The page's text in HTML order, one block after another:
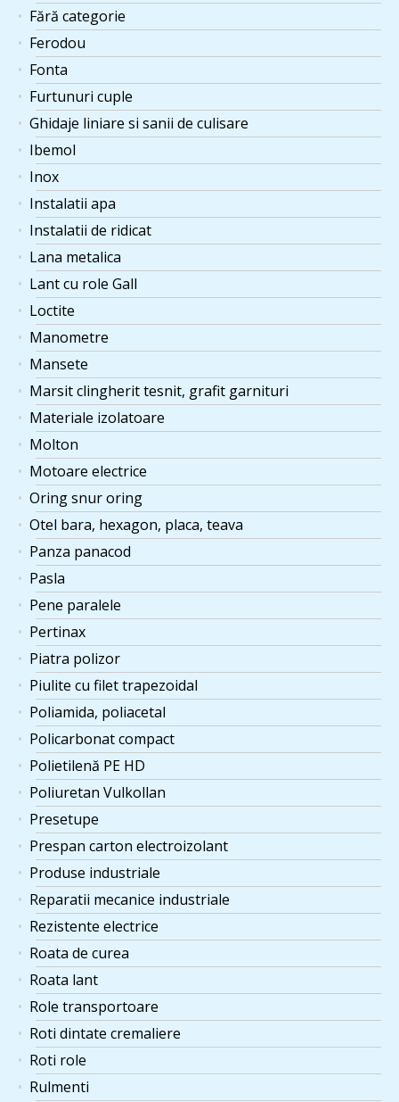
Fără categorie
Ferodou
Fonta
Furtunuri cuple
Ghidaje liniare si sanii de culisare
Ibemol
Inox
Instalatii apa
Instalatii de ridicat
Lana metalica
Lant cu role Gall
Loctite
Manometre
Mansete
Marsit clingherit tesnit, grafit garnituri
Materiale izolatoare
Molton
Motoare electrice
Oring snur oring
Otel bara, hexagon, placa, teava
Panza panacod
Pasla
Pene paralele
Pertinax
Piatra polizor
Piulite cu filet trapezoidal
Poliamida, poliacetal
Policarbonat compact
Polietilenă PE HD
Poliuretan Vulkollan
Presetupe
Prespan carton electroizolant
Produse industriale
Reparatii mecanice industriale
Rezistente electrice
Roata de curea
Roata lant
Role transportoare
Roti dintate cremaliere
Roti role
Rulmenti